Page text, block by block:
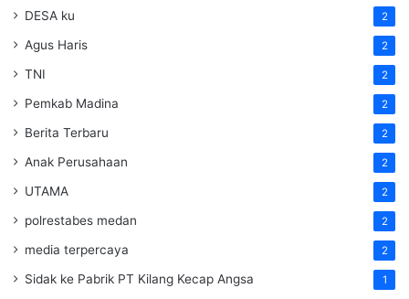
DESA ku 2
Agus Haris 2
TNI 2
Pemkab Madina 2
Berita Terbaru 2
Anak Perusahaan 2
UTAMA 2
polrestabes medan 2
media terpercaya 2
Sidak ke Pabrik PT Kilang Kecap Angsa 1